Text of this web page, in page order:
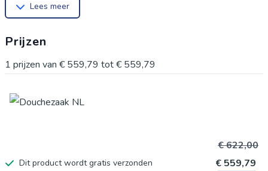
een moderne, luxe uitstraling en laat zich eenvoudig
Lees meer
Prijzen
1 prijzen van € 559,79 tot€ 559,79
Dit product wordt gratis verzonden
€ 622,00
€ 559,79